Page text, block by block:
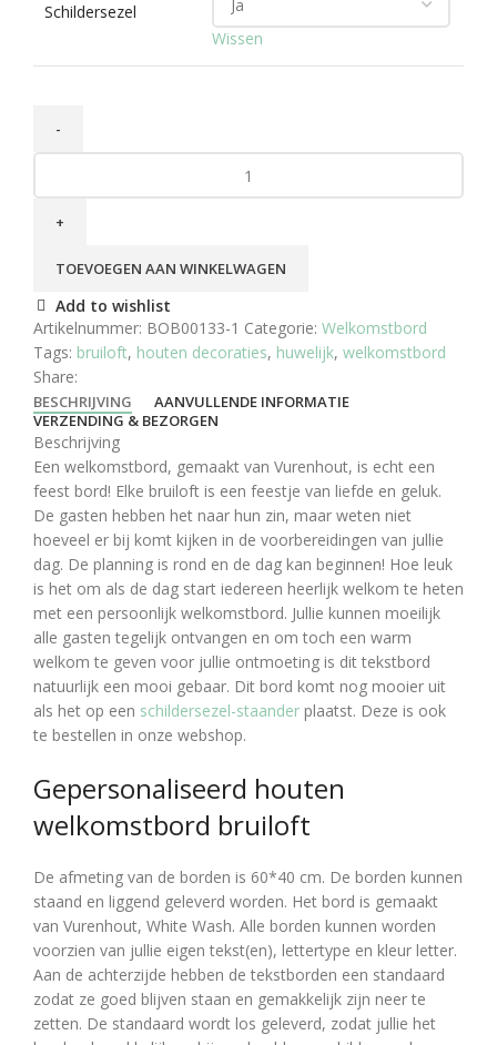
Schildersezel
Wissen
TOEVOEGEN AAN WINKELWAGEN
Add to wishlist
Artikelnummer: BOB00133-1 Categorie: Welkomstbord
Tags: bruiloft, houten decoraties, huwelijk, welkomstbord
Share:
BESCHRIJVING
AANVULLENDE INFORMATIE
VERZENDING & BEZORGEN
Beschrijving
Een welkomstbord, gemaakt van Vurenhout, is echt een
feest bord! Elke bruiloft is een feestje van liefde en geluk.
De gasten hebben het naar hun zin, maar weten niet
hoeveel er bij komt kijken in de voorbereidingen van jullie
dag. De planning is rond en de dag kan beginnen! Hoe leuk
is het om als de dag start iedereen heerlijk welkom te heten
met een persoonlijk welkomstbord. Jullie kunnen moeilijk
alle gasten tegelijk ontvangen en om toch een warm
welkom te geven voor jullie ontmoeting is dit tekstbord
natuurlijk een mooi gebaar. Dit bord komt nog mooier uit
als het op een schildersezel-staander plaatst. Deze is ook
te bestellen in onze webshop.
Gepersonaliseerd houten
welkomstbord bruiloft
De afmeting van de borden is 60*40 cm. De borden kunnen
staand en liggend geleverd worden. Het bord is gemaakt
van Vurenhout, White Wash. Alle borden kunnen worden
voorzien van jullie eigen tekst(en), lettertype en kleur letter.
Aan de achterzijde hebben de tekstborden een standaard
zodat ze goed blijven staan en gemakkelijk zijn neer te
zetten. De standaard wordt los geleverd, zodat jullie het